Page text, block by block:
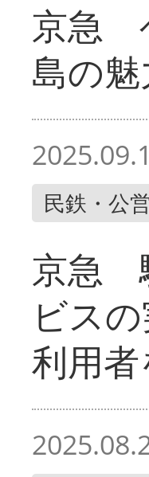
京急
島の
民鉄・公
京急
ビス
利用